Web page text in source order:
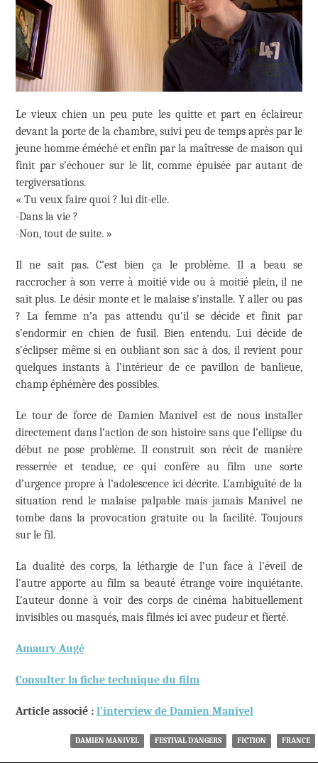
Le vieux chien un peu pute les quitte et part en éclaireur
devant la porte de la chambre, suivi peu de temps après par le
jeune homme éméché et enfin par la maîtresse de maison qui
finit par s’échouer sur le lit, comme épuisée par autant de
tergiversations.
« Tu veux faire quoi ? lui dit-elle.
-Dans la vie ?
-Non, tout de suite. »
Il ne sait pas. C’est bien ça le problème. Il a beau se
raccrocher à son verre à moitié vide ou à moitié plein, il ne
sait plus. Le désir monte et le malaise s’installe. Y aller ou pas
? La femme n’a pas attendu qu’il se décide et finit par
s’endormir en chien de fusil. Bien entendu. Lui décide de
s’éclipser même si en oubliant son sac à dos, il revient pour
quelques instants à l’intérieur de ce pavillon de banlieue,
champ éphémère des possibles.
Le tour de force de Damien Manivel est de nous installer
directement dans l’action de son histoire sans que l’ellipse du
début ne pose problème. Il construit son récit de manière
resserrée et tendue, ce qui confère au film une sorte
d’urgence propre à l’adolescence ici décrite. L’ambiguïté de la
situation rend le malaise palpable mais jamais Manivel ne
tombe dans la provocation gratuite ou la facilité. Toujours
sur le fil.
La dualité des corps, la léthargie de l’un face à l’éveil de
l’autre apporte au film sa beauté étrange voire inquiétante.
L’auteur donne à voir des corps de cinéma habituellement
invisibles ou masqués, mais filmés ici avec pudeur et fierté.
Amaury Augé
Consulter la fiche technique du film
Article associé : l’interview de Damien Manivel
DAMIEN MANIVEL FESTIVAL D'ANGERS FICTION FRANCE